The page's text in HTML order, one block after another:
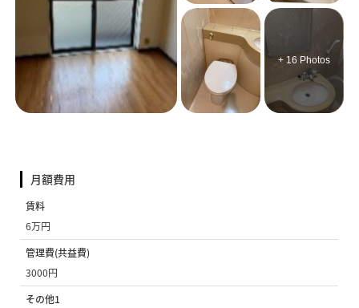
+ 16 Photos
月額費用
賃料
6万円
管理費(共益費)
3000円
その他1